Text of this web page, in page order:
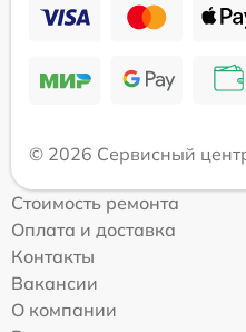
© 2026 Сервисный
Стоимость ремонта
Оплата и доставка
Контакты
Вакансии
О компании